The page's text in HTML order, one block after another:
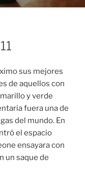
sus mejores
de aquellos con
y verde
fuera una de
del mundo. En
el espacio
ensayara con
un saque de